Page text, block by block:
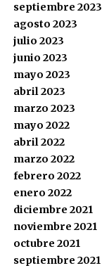
septiembre 2023
agosto 2023
julio 2023
junio 2023
mayo 2023
abril 2023
marzo 2023
mayo 2022
abril 2022
marzo 2022
febrero 2022
enero 2022
diciembre 2021
noviembre 2021
octubre 2021
septiembre 2021